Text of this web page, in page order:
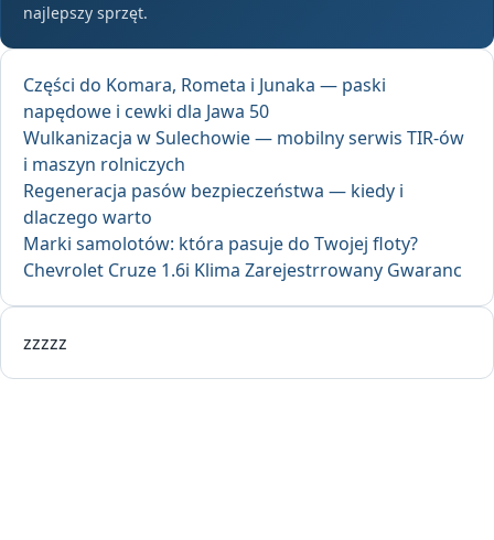
najlepszy sprzęt.
Części do Komara, Rometa i Junaka — paski
napędowe i cewki dla Jawa 50
Wulkanizacja w Sulechowie — mobilny serwis TIR-ów
i maszyn rolniczych
Regeneracja pasów bezpieczeństwa — kiedy i
dlaczego warto
Marki samolotów: która pasuje do Twojej floty?
Chevrolet Cruze 1.6i Klima Zarejestrrowany Gwaranc
zzzzz